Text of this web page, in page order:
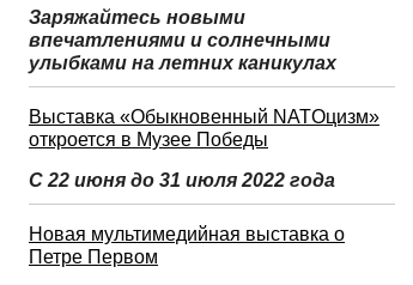
Заряжайтесь новыми
впечатлениями и солнечными
улыбками на летних каникулах
Выставка «Обыкновенный NATOцизм»
откроется в Музее Победы
С 22 июня до 31 июля 2022 года
Новая мультимедийная выставка о
Петре Первом